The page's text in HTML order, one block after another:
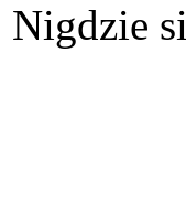
Nigdzie